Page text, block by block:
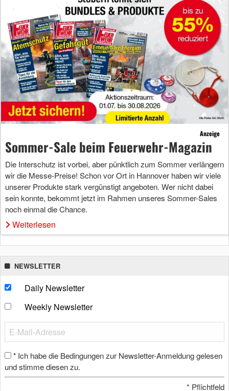
Anzeige
Sommer-Sale beim Feuerwehr-Magazin
Die Interschutz ist vorbei, aber pünktlich zum Sommer verlängern
wir die Messe-Preise! Schon vor Ort in Hannover haben wir viele
unserer Produkte stark vergünstigt angeboten. Wer nicht dabei
sein konnte, bekommt jetzt im Rahmen unseres Sommer-Sales
noch einmal die Chance.
Weiterlesen
NEWSLETTER
Daily Newsletter
Weekly Newsletter
* Ich habe die Bedingungen zur Newsletter-Anmeldung gelesen
und stimme diesen zu.
* Pflichtfeld